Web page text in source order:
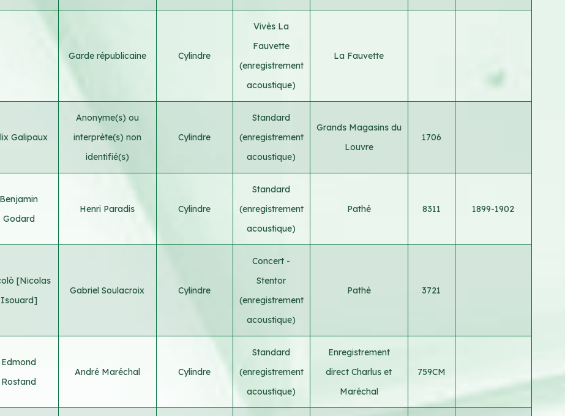
Garde républicaine Cylindre
Vivès La
Fauvette
(enregistrement
acoustique)
La Fauvette
Galipaux
Anonyme(s) ou
interprète(s) non
identifié(s)
Cylindre
Standard
(enregistrement
acoustique)
Grands Magasins du
Louvre
1706
Benjamin
Godard
Henri Paradis Cylindre
Standard
(enregistrement
acoustique)
Pathé 8311 1899-1902
[Nicolas
Isouard]
Gabriel Soulacroix Cylindre
Concert -
Stentor
(enregistrement
acoustique)
Pathé 3721
Edmond
Rostand
André Maréchal Cylindre
Standard
(enregistrement
acoustique)
Enregistrement
direct Charlus et
Maréchal
759CM